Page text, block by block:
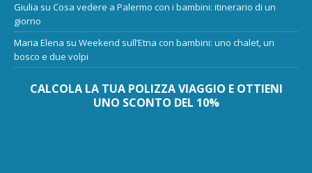
Giulia su Cosa vedere a Palermo con i bambini: itinerario di un
giorno
Maria Elena su Weekend sull’Etna con bambini: uno chalet, un
bosco e due volpi
CALCOLA LA TUA POLIZZA VIAGGIO E OTTIENI
UNO SCONTO DEL 10%